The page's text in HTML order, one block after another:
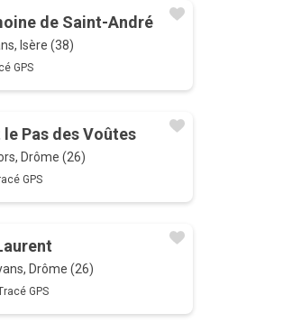
de Saint-André
Isère (38)
GPS
Pas des Voûtes
Drôme (26)
GPS
Drôme (26)
GPS